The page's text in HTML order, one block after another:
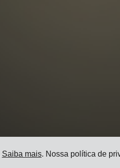
Saiba mais. Nossa política de